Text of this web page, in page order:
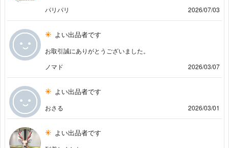
パリパリ
2026/07/03
よい出品者です
お取引誠にありがとうございました。
ノマド
2026/03/07
よい出品者です
おさる 2026/03/01
よい出品者です